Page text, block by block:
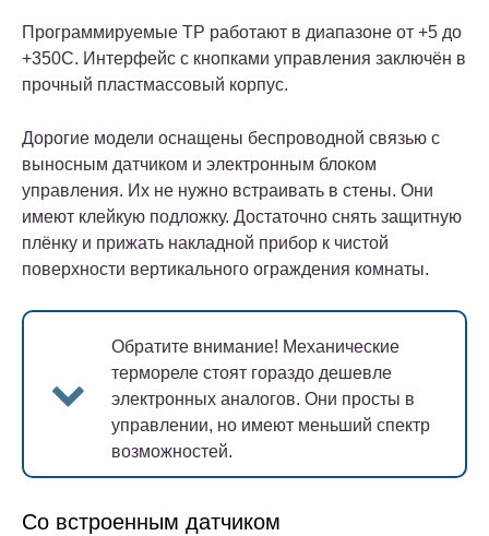
Программируемые ТР работают в диапазоне от +5 до
+350С. Интерфейс с кнопками управления заключён в
прочный пластмассовый корпус.
Дорогие модели оснащены беспроводной связью с
выносным датчиком и электронным блоком
управления. Их не нужно встраивать в стены. Они
имеют клейкую подложку. Достаточно снять защитную
плёнку и прижать накладной прибор к чистой
поверхности вертикального ограждения комнаты.
Обратите внимание! Механические
термореле стоят гораздо дешевле
электронных аналогов. Они просты в
управлении, но имеют меньший спектр
возможностей.
Со встроенным датчиком